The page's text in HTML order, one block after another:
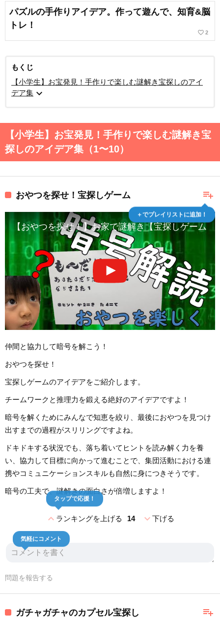
パズルの手作りアイデア。作って遊んで、知育&脳
トレ！
favorite_border 2
もくじ
【小学生】お宝発見！手作りで楽しむ謎解き宝探しのアイ
デア集 expand_more
【小学生】お宝発見！手作りで楽しむ謎解き宝
探しのアイデア集（1〜10）
playlist_add
＋でプレイリストに追加！
おやつを探せ！宝探しゲーム
【おやつを探せ！】お家で謎解き【宝探しゲーム】
仲間と協力して暗号を解こう！
おやつを探せ！
宝探しゲームのアイデアをご紹介します。
チームワークと推理力を鍛える絶好のアイデアですよ！
暗号を解くためにみんなで知恵を絞り、最後におやつを見つけ
出すまでの過程がスリリングですよね。
ドキドキする状況でも、落ち着いてヒントを読み解く力を養
い、協力して目標に向かって進むことで、集団活動における連
携やコミュニケーションスキルも自然に身につきそうです。
暗号の工夫で、謎解きの面白さが倍増しますよ！
expand_lessランキングを上げる 14
タップで応援！
expand_more下げる
気軽にコメント
問題を報告する
playlist_add
ガチャガチャのカプセル宝探し